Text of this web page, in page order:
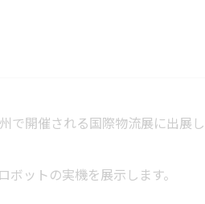
で開催される国際物流展に出展
ットの実機を展示します。